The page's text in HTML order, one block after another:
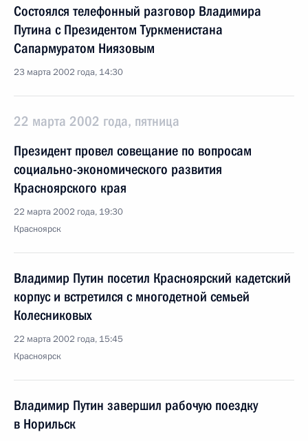
Состоялся телефонный разговор Владимира
Путина с Президентом Туркменистана
Сапармуратом Ниязовым
23 марта 2002 года, 14:30
22 марта 2002 года, пятница
Президент провел совещание по вопросам
социально-экономического развития
Красноярского края
22 марта 2002 года, 19:30
Красноярск
Владимир Путин посетил Красноярский кадетский
корпус и встретился с многодетной семьей
Колесниковых
22 марта 2002 года, 15:45
Красноярск
Владимир Путин завершил рабочую поездку
в Норильск